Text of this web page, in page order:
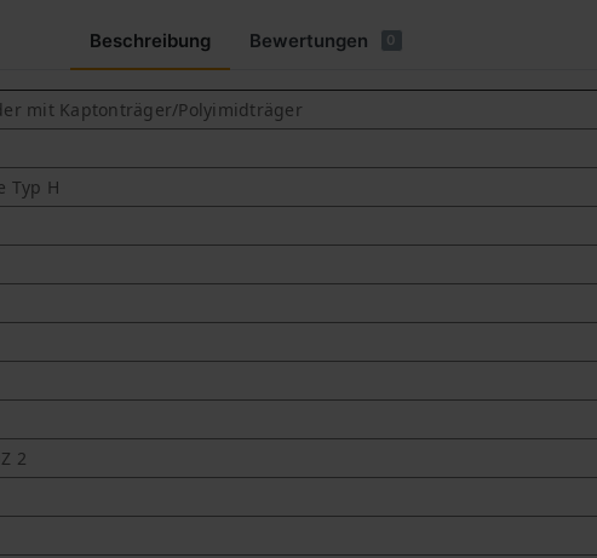
Beschreibung Bewertungen 0
mit Kaptonträger/Polyimidträger
Typ H
2